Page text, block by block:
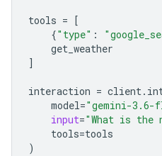
tools =
[
{"type" :
get_weather
]
interaction = client.
model="gemini-3.6-
input="What is the
tools=tools
)